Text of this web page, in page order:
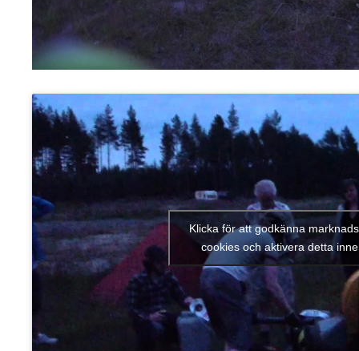
Klicka för att godkänna
cookies och aktivera detta